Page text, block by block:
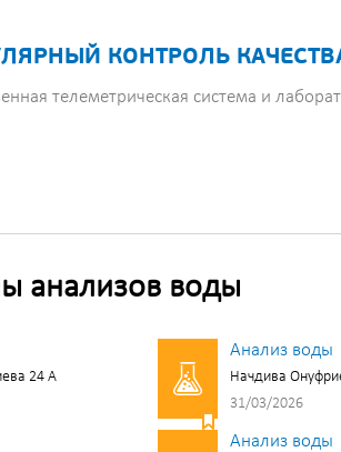
КОНТРОЛЬ
телеметрическая система и
анализов воды
24 А
Анализ воды
Начдива
31/03/2026
Анализ воды